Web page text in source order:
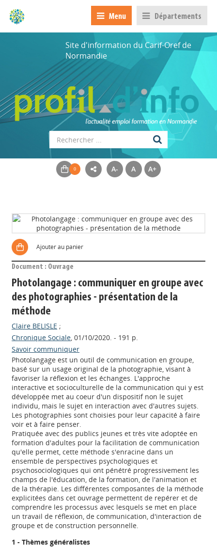
Menu Départements
Site d'information du Carif-Oref de
Normandie
A- A A+
Ajouter au panier
Document : Ouvrage
Photolangage : communiquer en groupe avec
des photographies - présentation de la
méthode
Claire BELISLE ;
Chronique Sociale, 01/10/2020. - 191 p.
Savoir communiquer
Photolangage est un outil de communication en groupe,
basé sur un usage original de la photographie, visant à
favoriser la réflexion et les échanges. L'approche
interactive et socioculturelle de la communication qui y est
développée met au coeur d'un dispositif non le sujet
individu, mais le sujet en interaction avec d'autres sujets.
Les photographies sont choisies pour leur capacité à faire
voir et à faire penser.
Pratiquée avec des publics jeunes et très vite adoptée en
formation d'adultes pour la facilitation de communication
qu'elle permet, cette méthode s'enracine dans un
ensemble de perspectives psychologiques et
psychosociologiques qui ont pénétré progressivement les
champs de l'éducation, de la formation, de l'animation et
de la thérapie. Les différentes composantes de la méthode
explicitées dans cet ouvrage permettent de repérer et de
comprendre les processus avec lesquels se met en place
un travail de réflexion, de communication, d'interaction de
groupe et de construction personnelle.
1 - Thèmes généralistes